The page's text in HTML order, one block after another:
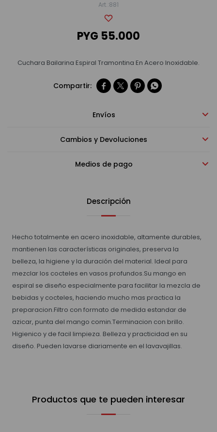
881
PYG 55.000
Cuchara Bailarina Espiral Tramontina En Acero Inoxidable.
   
Envíos
Cambios y Devoluciones
Medios de pago
Descripción
Hecho totalmente en acero inoxidable, altamente durables,
mantienen las características originales, preserva la
belleza, la higiene y la duración del material. Ideal para
mezclar los cocteles en vasos profundos.Su mango en
espiral se diseño especialmente para facilitar la mezcla de
bebidas y cocteles, haciendo mucho mas practica la
preparacion.Filtro con formato de medida estandar de
azicar, punta del mango comin.Terminacion con brillo.
Higienico y de facil limpieza. Belleza y practicidad en su
diseño. Pueden lavarse diariamente en el lavavajillas.
Productos que te pueden interesar
Limpieza del hogar